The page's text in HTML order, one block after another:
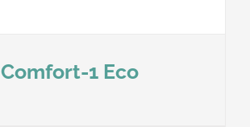
Comfort-1 Eco